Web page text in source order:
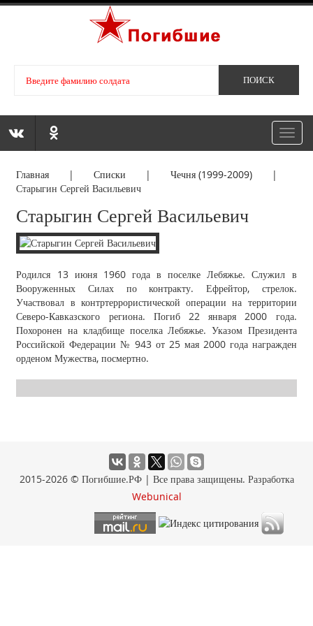
Главная |Списки | Чечня (1999-2009)|
Старыгин Сергей Васильевич
Старыгин Сергей Васильевич
Родился 13 июня 1960 года в поселке Лебяжье. Служил в
Вооруженных Силах по контракту. Ефрейтор, стрелок.
Участвовал в контртеррористической операции на территории
Северо-Кавказского региона. Погиб 22 января 2000 года.
Похоронен на кладбище поселка Лебяжье. Указом Президента
Российской Федерации № 943 от 25 мая 2000 года награжден
орденом Мужества, посмертно.
2015-2026 © Погибшие.РФ | Все права защищены. Разработка
Webunical